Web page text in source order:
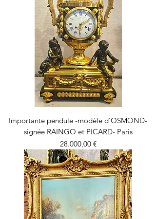
Importante pendule -modèle d'OSMOND-
signée RAINGO et PICARD- Paris
Precio
28.000,00 €